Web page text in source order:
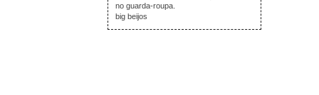
no guarda-roupa.
big beijos